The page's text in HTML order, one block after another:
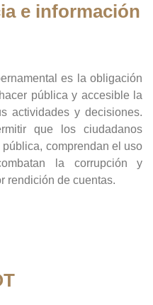
e información
es la obligación
pública y accesible la
actividades y decisiones.
que los ciudadanos
comprendan el uso
la corrupción y
rendición de cuentas.